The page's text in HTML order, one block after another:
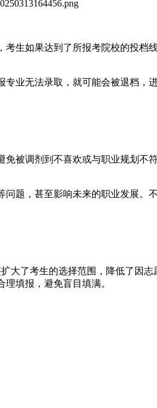
生如果达到了所报考院校的投档
业无法录取，就可能会被退档，
被调剂到不喜欢或与职业规划不
题，甚至影响未来的职业发展。
大了考生的选择范围，降低了因
填报，避免盲目填满。